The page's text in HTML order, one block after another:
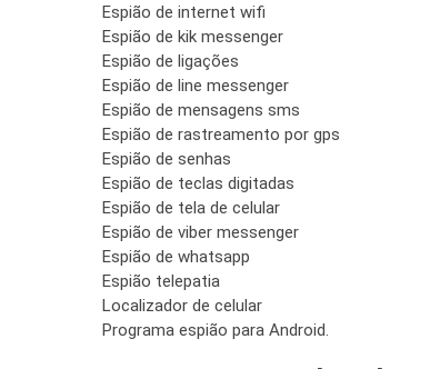
Espião de internet wifi
Espião de kik messenger
Espião de ligações
Espião de line messenger
Espião de mensagens sms
Espião de rastreamento por gps
Espião de senhas
Espião de teclas digitadas
Espião de tela de celular
Espião de viber messenger
Espião de whatsapp
Espião telepatia
Localizador de celular
Programa espião para Android.